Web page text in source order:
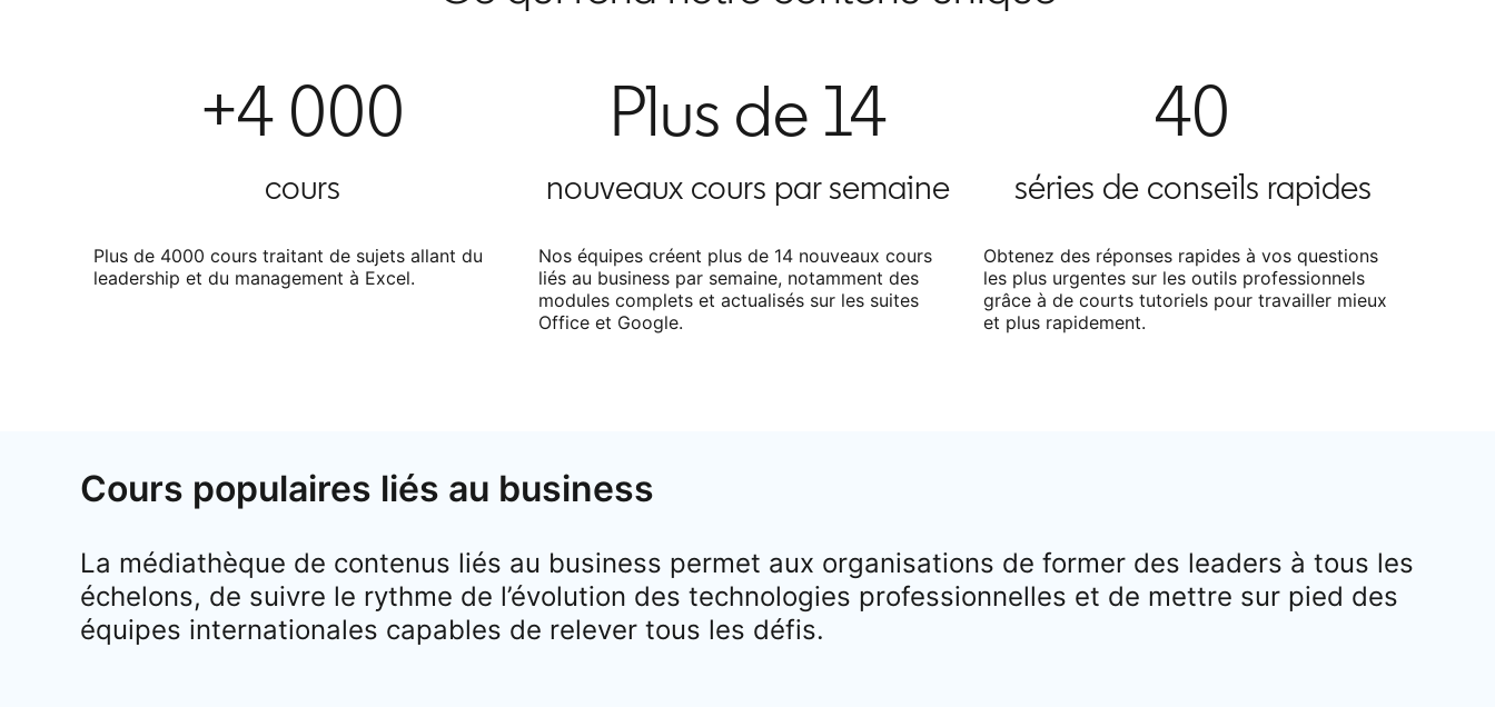
+4 000
cours
Plus de 4000 cours traitant de sujets allant du
leadership et du management à Excel.
Plus de 14
nouveaux cours par semaine
Nos équipes créent plus de 14 nouveaux cours
liés au business par semaine, notamment des
modules complets et actualisés sur les suites
Office et Google.
40
séries de conseils rapides
Obtenez des réponses rapides à vos questions
les plus urgentes sur les outils professionnels
grâce à de courts tutoriels pour travailler mieux
et plus rapidement.
Cours populaires liés au business
La médiathèque de contenus liés au business permet aux organisations de former des leaders à tous les
échelons, de suivre le rythme de l’évolution des technologies professionnelles et de mettre sur pied des
équipes internationales capables de relever tous les défis.